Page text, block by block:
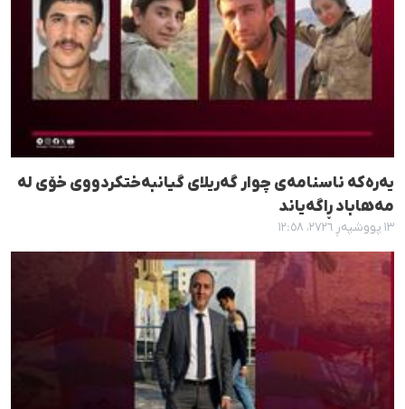
یەرەکە ناسنامەی چوار گەریلای گیانبەختکردووی خۆی لە
مەهاباد ڕاگەیاند
١٣ پووشپەڕ ٢٧٢٦، ١٢:٥٨